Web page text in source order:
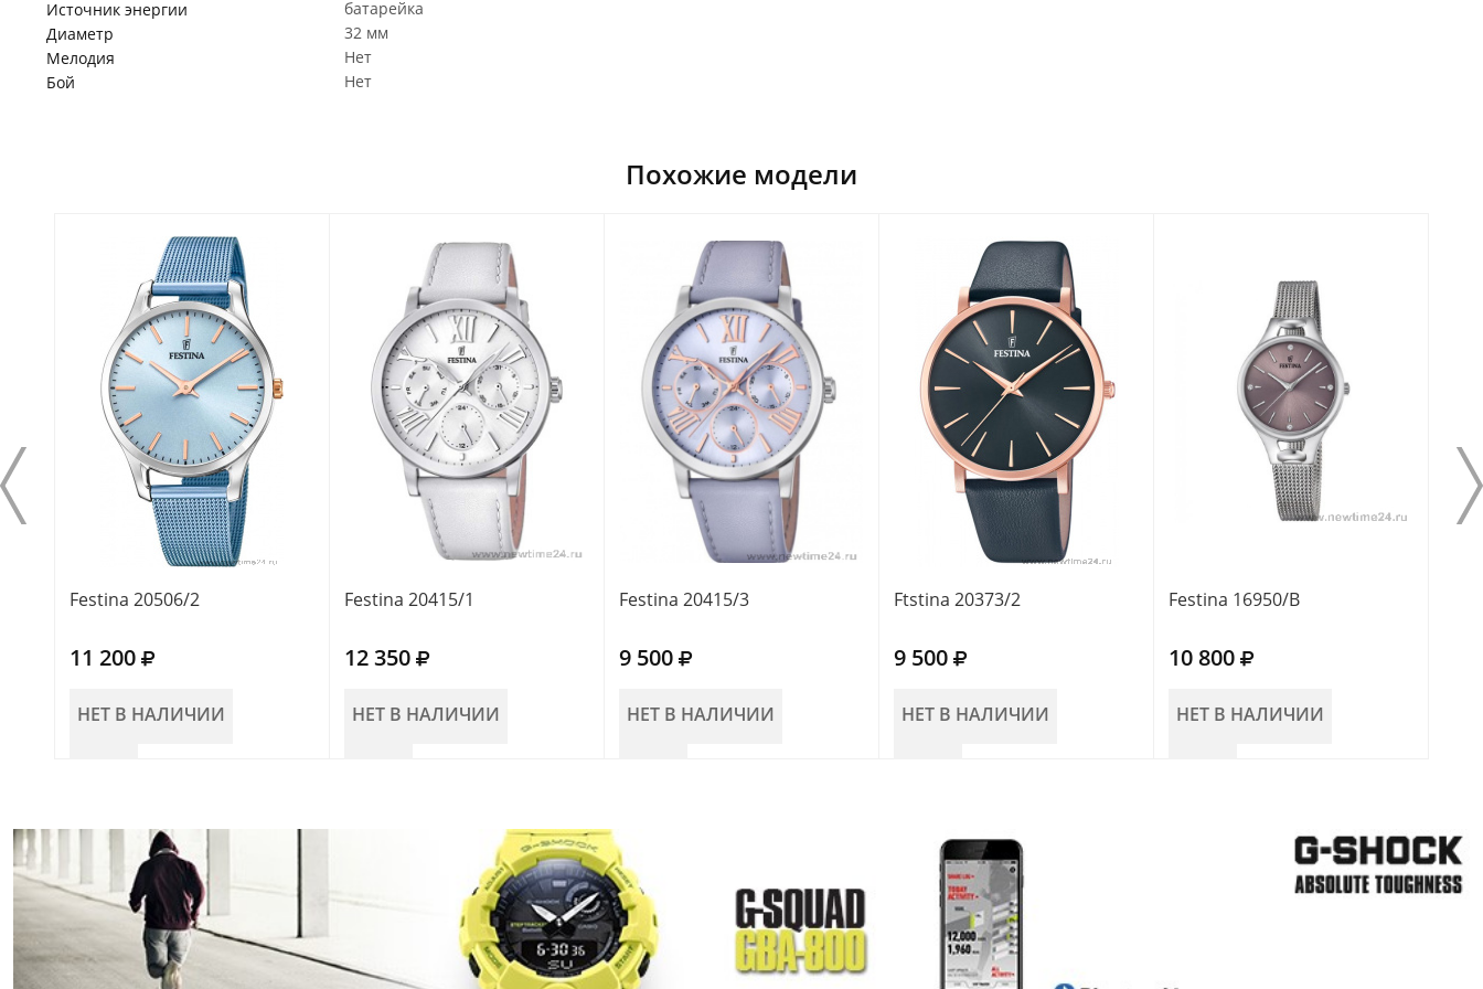
Источник энергии
батарейка
Диаметр
32 мм
Мелодия
Нет
Бой
Нет
Похожие модели
Festina 20506/2
11 200
НЕТ В НАЛИЧИИ
Festina 20415/1
12 350
НЕТ В НАЛИЧИИ
Festina 20415/3
9 500
НЕТ В НАЛИЧИИ
Ftstina 20373/2
9 500
НЕТ В НАЛИЧИИ
Festina 16950/B
10 800
НЕТ В НАЛИЧИИ